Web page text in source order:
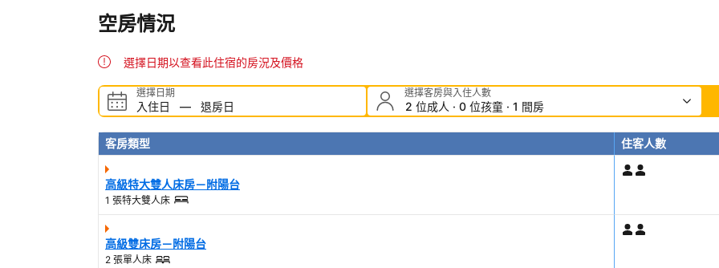
空房情況
選擇日期以查看此住宿的房況及價格
選擇日期
入住日 — 退房日
選擇客房與入住人數
2 位成人 · 0 位孩童 · 1 間房
客房類型 住客人數
高級特大雙人床房－附陽台
1 張特大雙人床
高級雙床房－附陽台
2 張單人床